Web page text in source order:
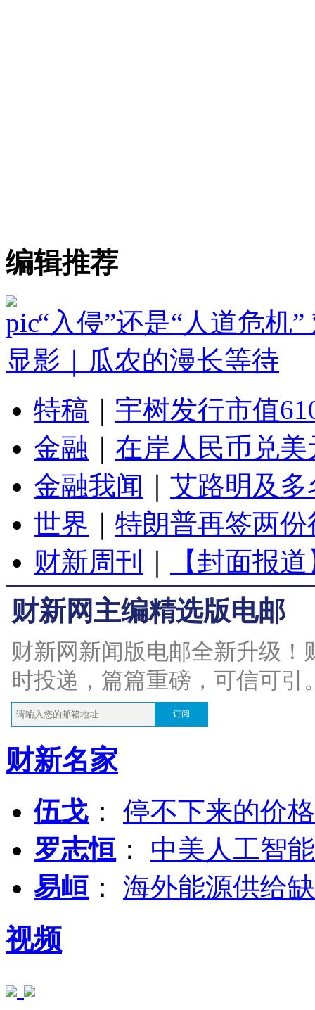
编辑推荐
“入侵”还是“人道危机
显影｜瓜农的漫长等待
特稿
宇树发行市值
金融
在岸人民币兑
金融我闻
艾路明及
世界
特朗普再签两
财新周刊
【封面报
财新网主编精选版电邮
财新网新闻版电邮全新升级
时投递，篇篇重磅，可信可引
订阅
财新名家
伍戈 ： 停不下来的价
罗志恒 ： 中美人工智
易峘 ： 海外能源供给
视频